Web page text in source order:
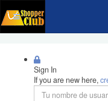
Sign In
If you are new here,